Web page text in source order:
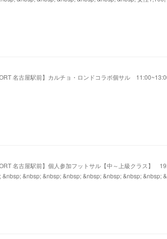
名古屋駅前】カルチョ・ロンドコラボ個サル
名古屋駅前】個人参加フットサル【中～上級クラス】
&nbsp; &nbsp; &nbsp; &nbsp; &nbsp; &nbsp; &nbsp; &nbsp;